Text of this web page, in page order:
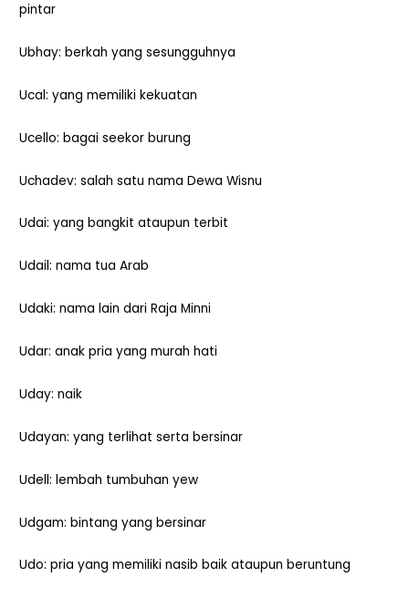
pintar
Ubhay: berkah yang sesungguhnya
Ucal: yang memiliki kekuatan
Ucello: bagai seekor burung
Uchadev: salah satu nama Dewa Wisnu
Udai: yang bangkit ataupun terbit
Udail: nama tua Arab
Udaki: nama lain dari Raja Minni
Udar: anak pria yang murah hati
Uday: naik
Udayan: yang terlihat serta bersinar
Udell: lembah tumbuhan yew
Udgam: bintang yang bersinar
Udo: pria yang memiliki nasib baik ataupun beruntung